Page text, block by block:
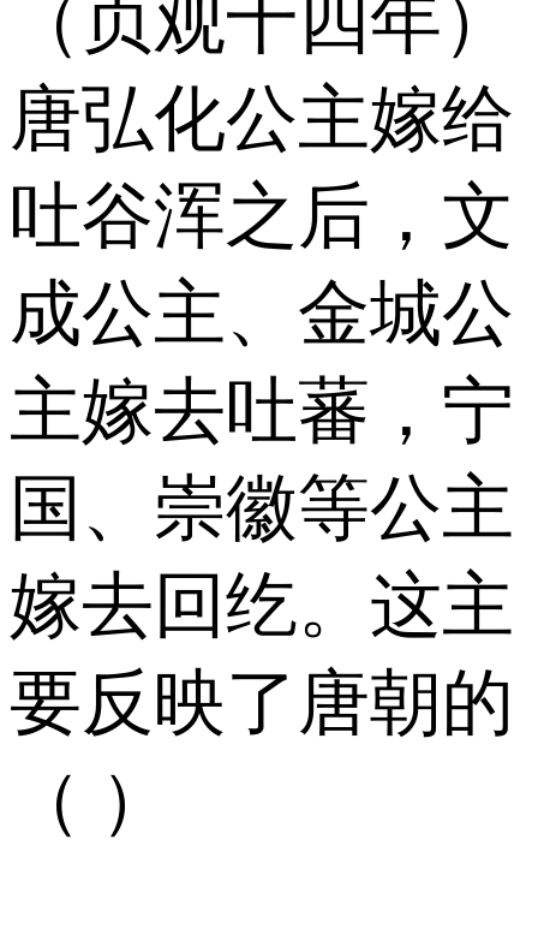
（贞观十四年）
唐弘化公主嫁给
吐谷浑之后，文
成公主、金城公
主嫁去吐蕃，宁
国、崇徽等公主
嫁去回纥。这主
要反映了唐朝的
（ ）